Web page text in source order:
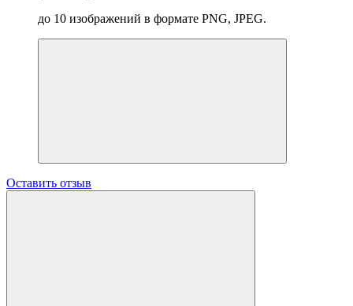
до 10 изображений в формате PNG, JPEG.
Оставить отзыв